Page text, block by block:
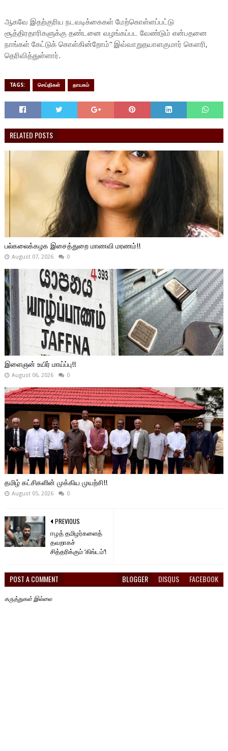
ஆகவே இதற்குரிய நடவடிக்கைகள் மேற்கொள்ளப்பட்டு
சூத்திரதாரிகளுக்கு தண்டனை வழங்கப்பட வேண்டும் என்பதனை
நாங்கள் கேட்டுக் கொள்கின்றோம்” இவ்வாறுதயாளகுமார் கௌரி,
தெரிவித்துள்ளார்.
TAGS: செய்திகள் தாயகம்
RELATED POSTS
பல்கலைக்கழக இசைத்துறை மாணவி மரணம்!!
August 07, 2026 0
இளைஞன் உயிர் மாய்ப்பு!!
August 06, 2026 0
தமிழ் கட்சிகளின் முக்கிய முயற்சி!!
August 05, 2026 0
PREVIOUS
ஈழத் தமிழர்களைத்
தவறாகச்
சித்தரிக்கும் ‘கிங்டம்’!
POST A COMMENT BLOGGER DISQUS FACEBOOK
கருத்துகள் இல்லை